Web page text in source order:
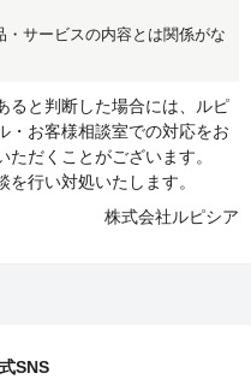
・サービスの内容とは関係がな
ると判断した場合には、ルピ
・お客様相談室での対応をお
だくことがございます。
行い対処いたします。
株式会社ルピシア
SNS